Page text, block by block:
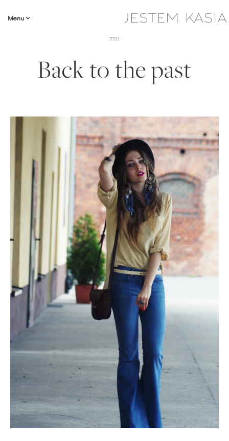
Menu
7.7.11
Back to the past